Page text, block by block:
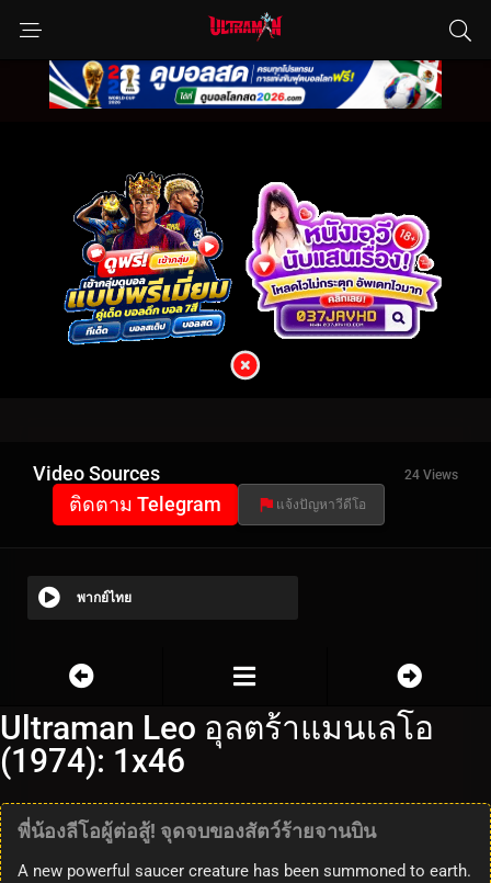
Video Sources 24 Views
ติดตาม Telegram แจ้งปัญหาวีดีโอ
พากย์ไทย
Ultraman Leo อุลตร้าแมนเลโอ
(1974): 1x46
พี่น้องลีโอผู้ต่อสู้! จุดจบของสัตว์ร้ายจานบิน
A new powerful saucer creature has been summoned to earth.